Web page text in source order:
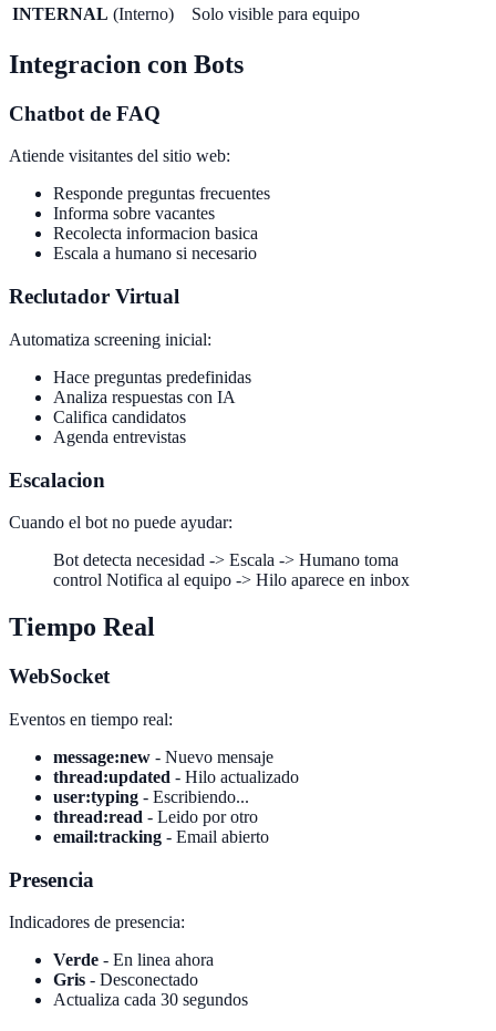
INTERNAL (Interno) Solo visible para equipo
Integracion con Bots
Chatbot de FAQ
Atiende visitantes del sitio web:
Responde preguntas frecuentes
Informa sobre vacantes
Recolecta informacion basica
Escala a humano si necesario
Reclutador Virtual
Automatiza screening inicial:
Hace preguntas predefinidas
Analiza respuestas con IA
Califica candidatos
Agenda entrevistas
Escalacion
Cuando el bot no puede ayudar:
Bot detecta necesidad -> Escala -> Humano toma
control Notifica al equipo -> Hilo aparece en inbox
Tiempo Real
WebSocket
Eventos en tiempo real:
message:new - Nuevo mensaje
thread:updated - Hilo actualizado
user:typing - Escribiendo...
thread:read - Leido por otro
email:tracking - Email abierto
Presencia
Indicadores de presencia:
Verde - En linea ahora
Gris - Desconectado
Actualiza cada 30 segundos